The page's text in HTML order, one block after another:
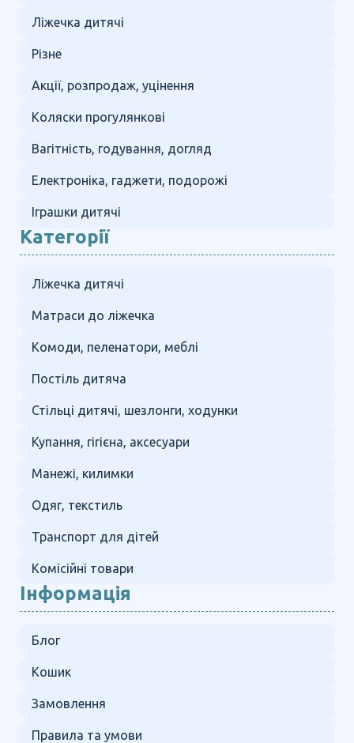
Ліжечка дитячі
Різне
Акції, розпродаж, уцінення
Коляски прогулянкові
Вагітність, годування, догляд
Електроніка, гаджети, подорожі
Іграшки дитячі
Категорії
Ліжечка дитячі
Матраси до ліжечка
Комоди, пеленатори, меблі
Постіль дитяча
Стільці дитячі, шезлонги, ходунки
Купання, гігієна, аксесуари
Манежі, килимки
Одяг, текстиль
Транспорт для дітей
Комісійні товари
Інформація
Блог
Кошик
Замовлення
Правила та умови